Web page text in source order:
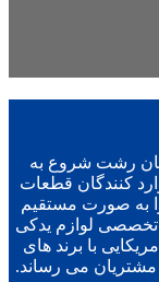
از سال 1392 در شهرستان رشت شروع به
کنندگان قطعات
به صورت مستقیم
تخصصی لوازم یدکی
با برند های
می رساند.